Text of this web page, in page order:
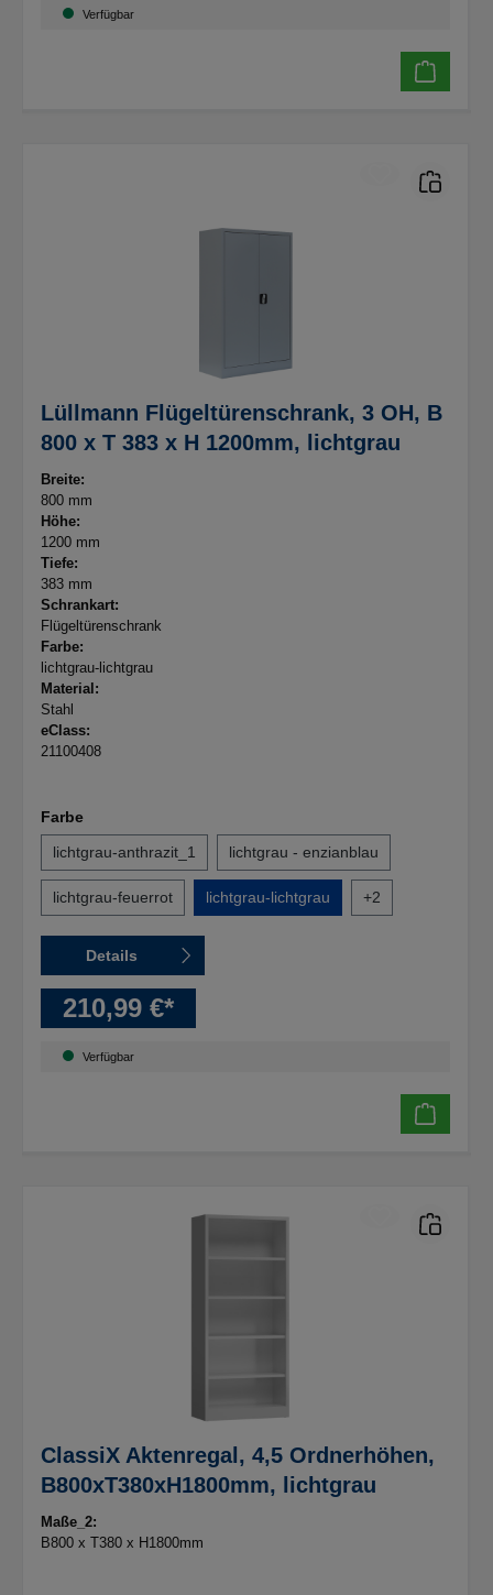
Verfügbar
Lüllmann Flügeltürenschrank, 3 OH, B
800 x T 383 x H 1200mm, lichtgrau
Breite:
800 mm
Höhe:
1200 mm
Tiefe:
383 mm
Schrankart:
Flügeltürenschrank
Farbe:
lichtgrau-lichtgrau
Material:
Stahl
eClass:
21100408
Farbe
lichtgrau-anthrazit_1
lichtgrau - enzianblau
lichtgrau-feuerrot lichtgrau-lichtgrau +2
Details
210,99 €*
Verfügbar
ClassiX Aktenregal, 4,5 Ordnerhöhen,
B800xT380xH1800mm, lichtgrau
Maße_2:
B800 x T380 x H1800mm